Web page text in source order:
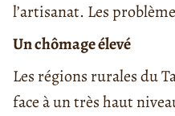
l’artisanat. Les
Un chômage élevé
Les régions rurales du
face à un très haut